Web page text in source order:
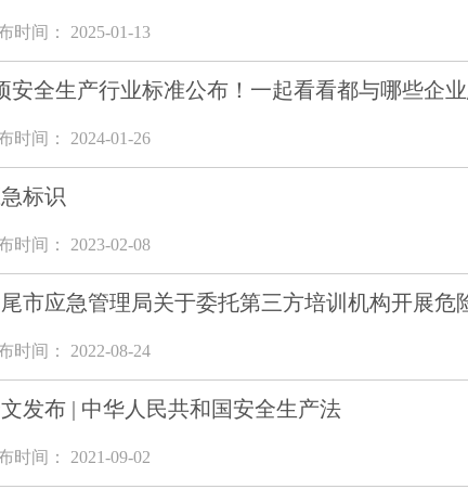
时间： 2025-01-13
安全生产行业标准公布！一起看看都与哪些企
时间： 2024-01-26
标识
时间： 2023-02-08
市应急管理局关于委托第三方培训机构开展
时间： 2022-08-24
发布 | 中华人民共和国安全生产法
时间： 2021-09-02